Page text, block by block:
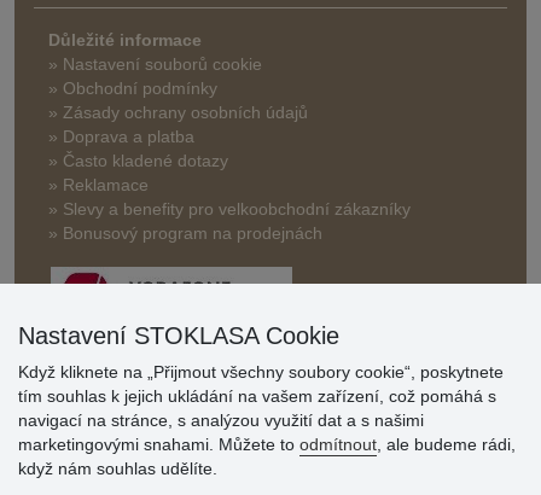
Důležité informace
» Nastavení souborů cookie
» Obchodní podmínky
» Zásady ochrany osobních údajů
» Doprava a platba
» Často kladené dotazy
» Reklamace
» Slevy a benefity pro velkoobchodní zákazníky
» Bonusový program na prodejnách
Hodnocení
zákazníků
Nastavení STOKLASA Cookie
Když kliknete na „Přijmout všechny soubory cookie“, poskytnete
tím souhlas k jejich ukládání na vašem zařízení, což pomáhá s
navigací na stránce, s analýzou využití dat a s našimi
marketingovými snahami. Můžete to odmítnout , ale budeme rádi,
když nám souhlas udělíte.